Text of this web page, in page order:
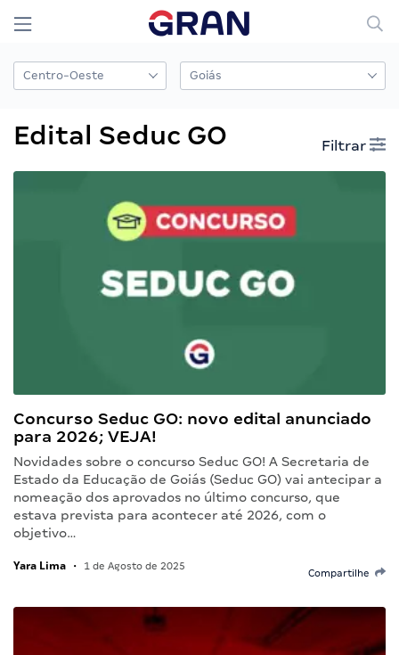
Edital Seduc GO Filtrar
Concurso Seduc GO: novo edital anunciado
para 2026; VEJA!
Novidades sobre o concurso Seduc GO! A Secretaria de
Estado da Educação de Goiás (Seduc GO) vai antecipar a
nomeação dos aprovados no último concurso, que
estava prevista para acontecer até 2026, com o
objetivo…
Yara Lima • 1 de Agosto de 2025
Compartilhe